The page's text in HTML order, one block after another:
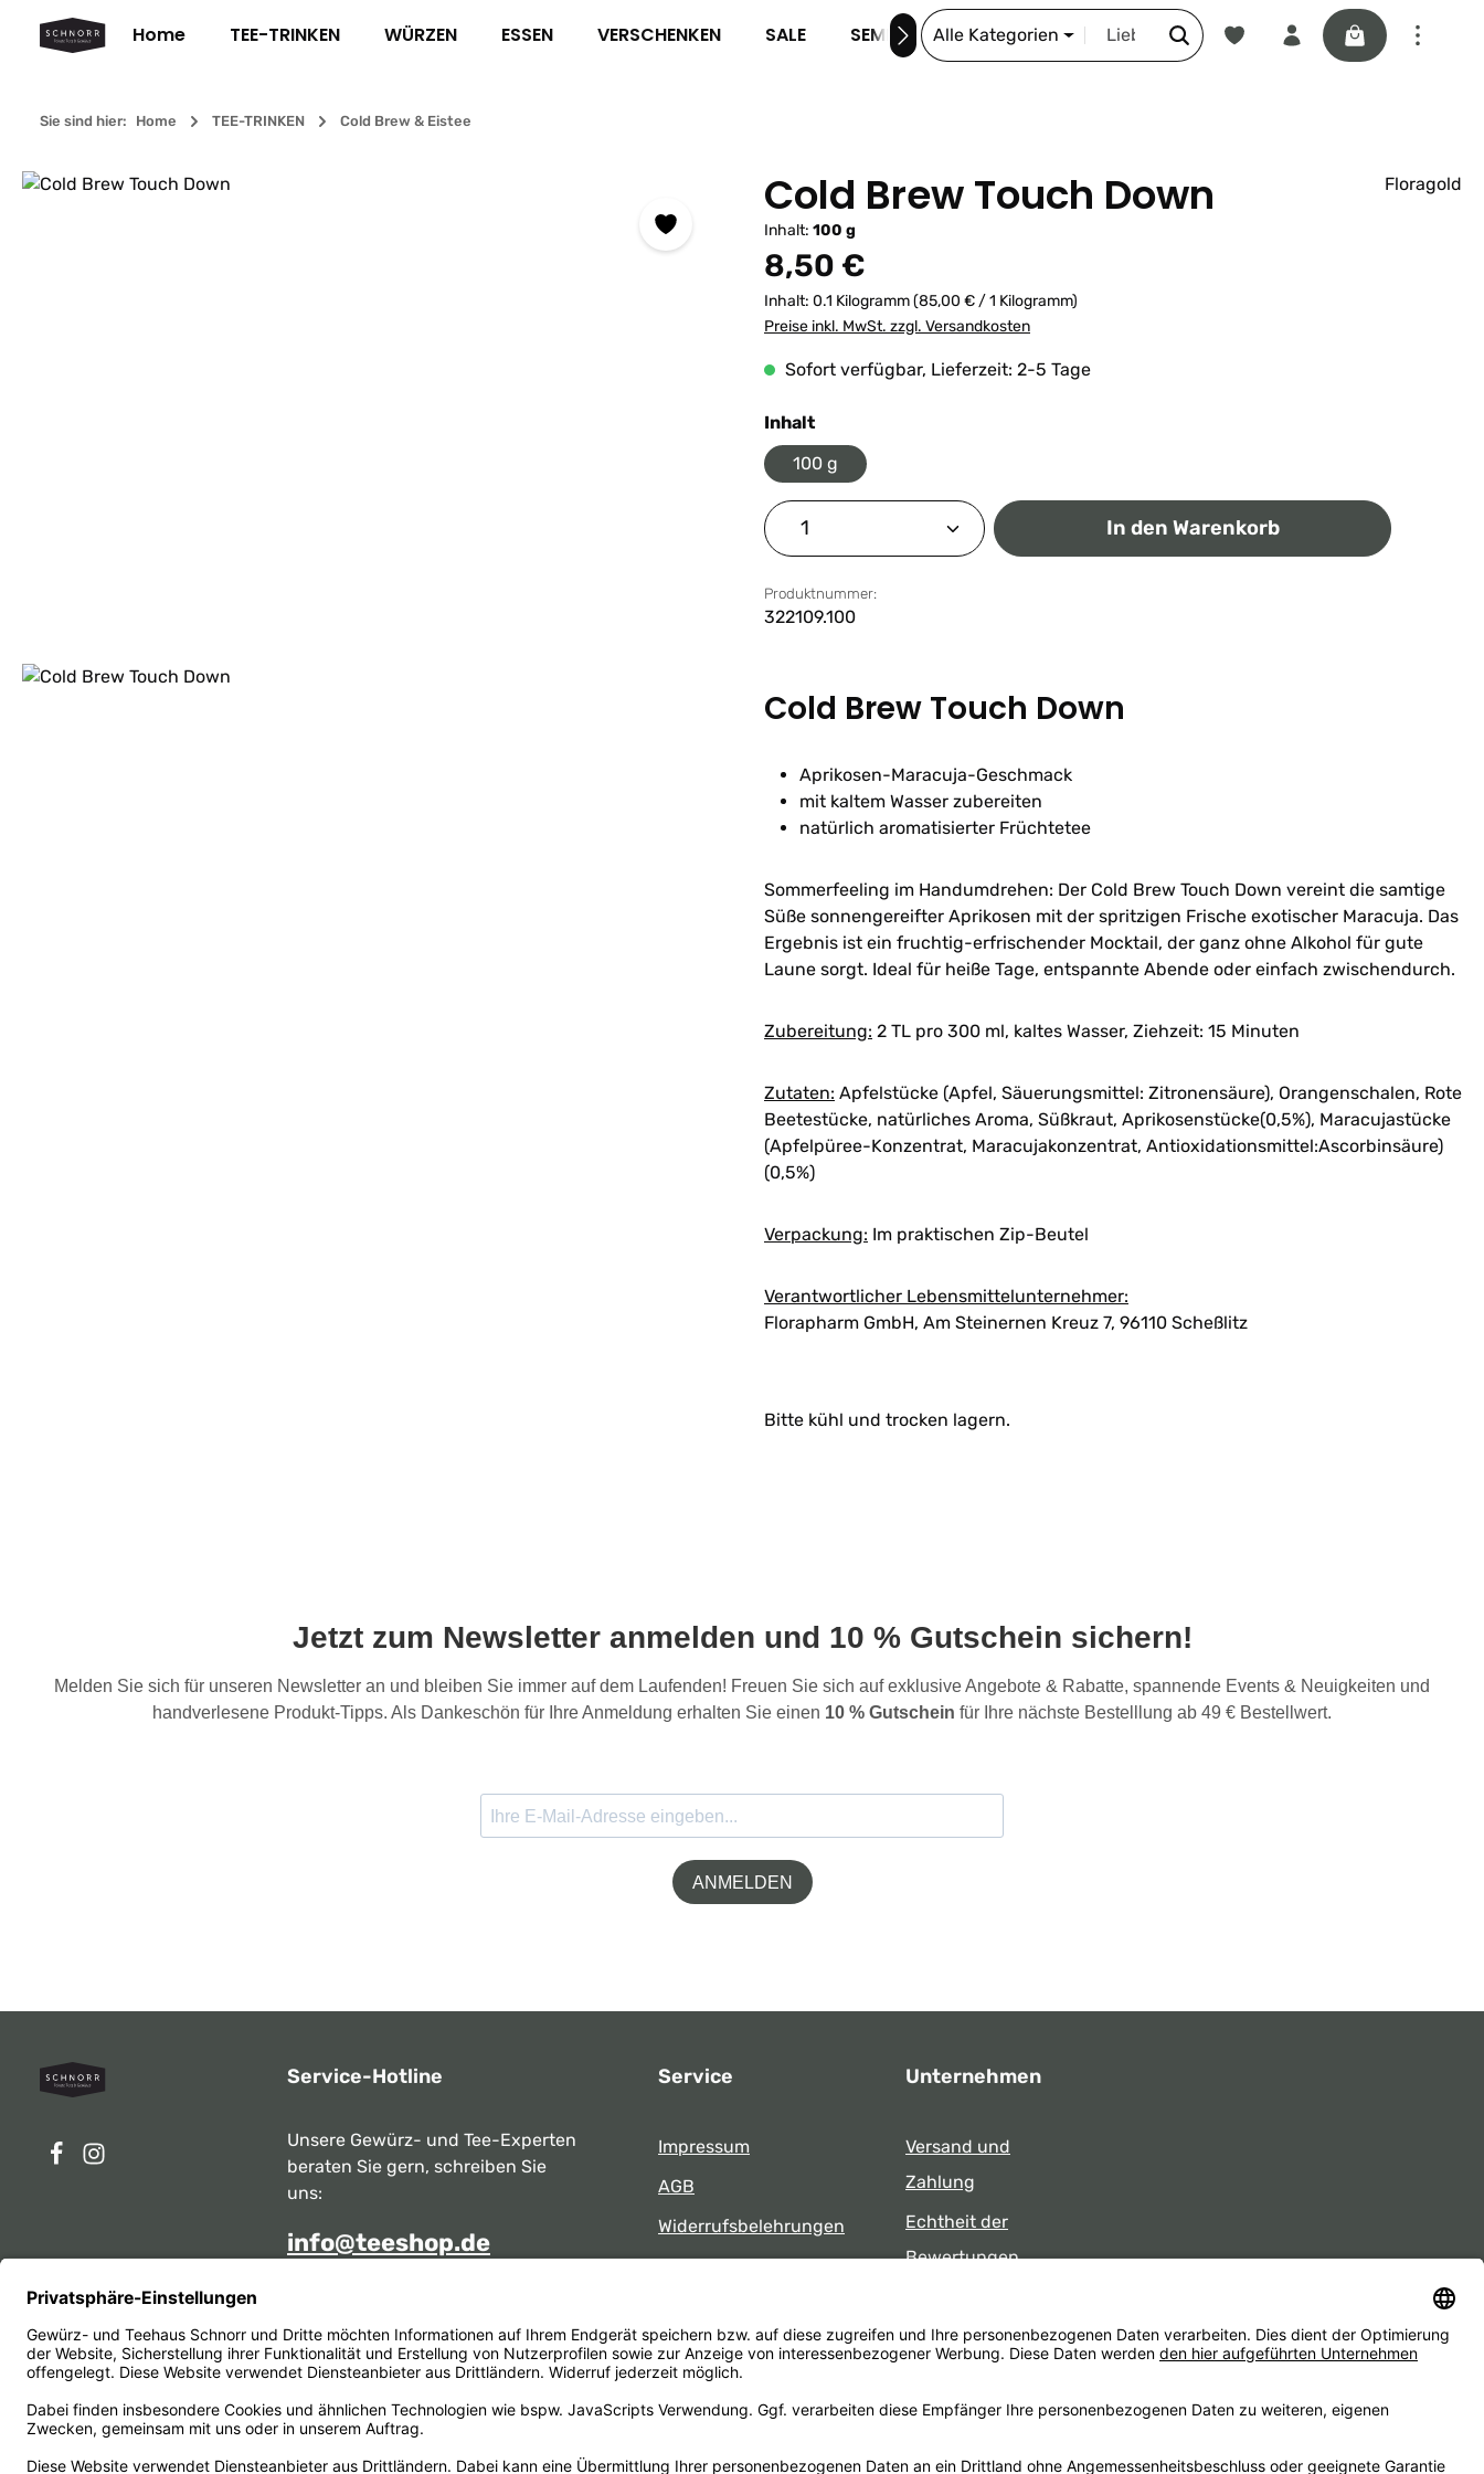
Hauptinhalt springen
Zur Suche springen
Zur Hauptnavigation springen
Home TEE-TRINKEN WÜRZEN ESSEN VERSCHENKEN SALE SEMINARE DIE SCHNORR-STORY
Alle Kategorien
Du hast 0 Produkte auf dem
Warenkorb
Sie sind hier: Home TEE-TRINKEN Cold Brew & Eistee
Bildergalerie überspringen Cold Brew Touch Down
Inhalt: 100 g
Floragold
Regulärer Preis:
8,50 €
Inhalt: 0.1 Kilogramm(85,00 € / 1 Kilogramm)
Preise inkl. MwSt. zzgl. Versandkosten
Sofort verfügbar, Lieferzeit: 2-5 Tage
Inhaltauswählen
100 g
Produkt Anzahl: Gib den gewünschten Wert ein oder
In den Warenkorb
Produktnummer:
322109.100
Cold Brew Touch Down
Aprikosen-Maracuja-Geschmack
mit kaltem Wasser zubereiten
natürlich aromatisierter Früchtetee
Sommerfeeling im Handumdrehen: Der Cold Brew Touch Down vereint die samtige
Süße sonnengereifter Aprikosen mit der spritzigen Frische exotischer Maracuja. Das
Ergebnis ist ein fruchtig-erfrischender Mocktail, der ganz ohne Alkohol für gute
Laune sorgt. Ideal für heiße Tage, entspannte Abende oder einfach zwischendurch.
Zubereitung: 2 TL pro 300 ml, kaltes Wasser, Ziehzeit: 15 Minuten
Zutaten: Apfelstücke (Apfel, Säuerungsmittel: Zitronensäure), Orangenschalen, Rote
Beetestücke, natürliches Aroma, Süßkraut, Aprikosenstücke(0,5%), Maracujastücke
(Apfelpüree-Konzentrat, Maracujakonzentrat, Antioxidationsmittel:Ascorbinsäure)
(0,5%)
Verpackung: Im praktischen Zip-Beutel
Verantwortlicher Lebensmittelunternehmer:
Florapharm GmbH, Am Steinernen Kreuz 7, 96110 Scheßlitz
Bitte kühl und trocken lagern.
Jetzt zum Newsletter anmelden und 10 % Gutschein sichern!
Melden Sie sich für unseren Newsletter an und bleiben Sie immer auf dem Laufenden! Freuen Sie sich auf exklusive Angebote & Rabatte, spannende Events & Neuigkeiten und
handverlesene Produkt-Tipps. Als Dankeschön für Ihre Anmeldung erhalten Sie einen 10 % Gutschein für Ihre nächste Bestelllung ab 49 € Bestellwert.
ANMELDEN
Service-Hotline
Unsere Gewürz- und Tee-Experten
beraten Sie gern, schreiben Sie
uns:
info@teeshop.de
Mo - Sa zwischen 10:00 - 17:00 Uhr
unter:
Service
Impressum
AGB
Widerrufsbelehrungen
Datenschutz
Unternehmen
Versand und
Zahlung
Echtheit der
Bewertungen
Laden